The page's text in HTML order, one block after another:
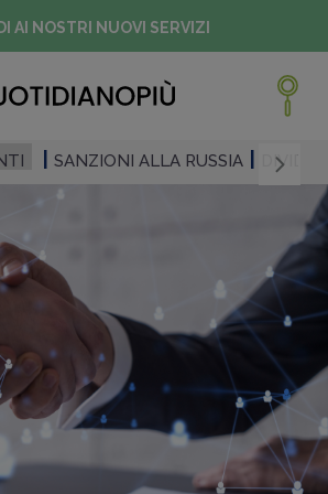
AI NOSTRI NUOVI SERVIZI
SANZIONI ALLA RUSSIA